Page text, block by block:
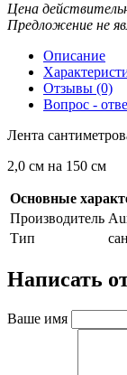
Цена
Предложение не
Описание
Отзывы (0)
Вопрос -
Лента
2,0 см на 150 см
Основные
Производитель
Тип
Написать
Ваше имя